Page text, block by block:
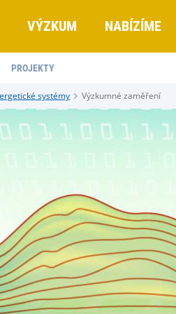
VÝZKUM NABÍZÍME
PROJEKTY
systémy Výzkumné zaměření